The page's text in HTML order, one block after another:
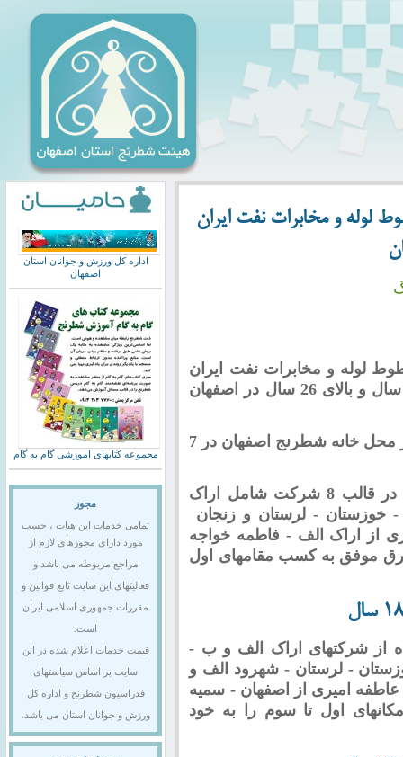
لوله و مخابرات نفت ایران
لوله و مخابرات نفت ایران
(بانوان) با شرکت 86 نفر در دو گروه زیر 18 سال و بالای 26 سال در اصفهان
این مسابقات در تاریخهای 21 و22 مرداد 94 در محل خانه شطرنج اصفهان در 7
در گروه زیر 18 سال جمعا 34 شرکت کننده در قالب 8 شرکت شامل اراک
- لرستان و زنجان
از اراک الف - فاطمه خواجه
موفق به کسب مقامهای اول
جمعا 52 شرکت کننده از شرکتهای اراک الف و ب -
- لرستان - شهرود الف و
عاطفه امیری از اصفهان - سمیه
اول تا سوم را به خود
اداره کل ورزش و جوانان استان
اصفهان
مجموعه کتابهای اموزشی گام به گام
مجوز
تمامی خدمات این هیات ، حسب
مورد دارای مجوزهای لازم از
مراجع مربوطه می باشد و
فعالیتهای این سایت تابع قوانین و
مقررات جمهوری اسلامی ایران
است.
قیمت خدمات اعلام شده در این
سایت بر اساس سیاستهای
فدراسیون شطرنج و اداره کل
ورزش و جوانان استان می باشد.